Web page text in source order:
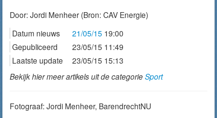
Door: Jordi Menheer (Bron: CAV Energie)
Datum nieuws
21/05/15 19:00
Gepubliceerd
23/05/15 11:49
Laatste update
23/05/15 15:13
Bekijk hier meer artikels uit de categorieSport
Fotograaf: Jordi Menheer, BarendrechtNU